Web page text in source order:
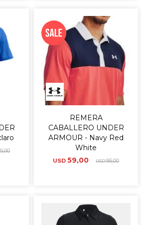
REMERA
CABALLERO UNDER
ARMOUR - Navy Red
White
USD 59,00 USD95,00